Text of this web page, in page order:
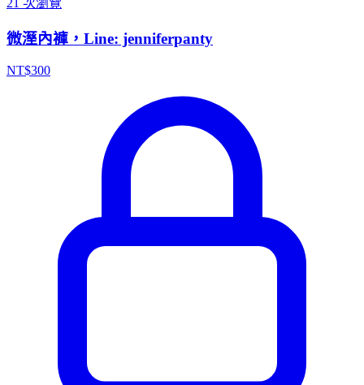
微溼內褲，Line: jenniferpanty
NT$300